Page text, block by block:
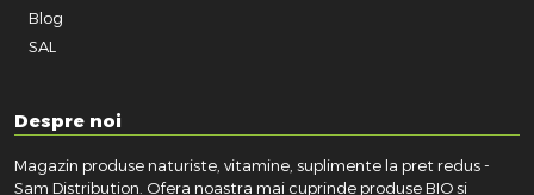
Blog
SAL
Despre noi
Magazin produse naturiste, vitamine, suplimente la pret redus -
Sam Distribution. Ofera noastra mai cuprinde produse BIO si